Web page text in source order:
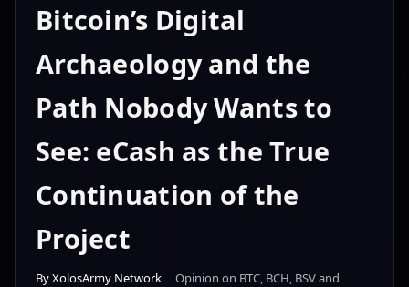
Bitcoin’s Digital
Archaeology and the
Path Nobody Wants to
See: eCash as the True
Continuation of the
Project
By XolosArmy Network
Opinion on BTC, BCH, BSV and